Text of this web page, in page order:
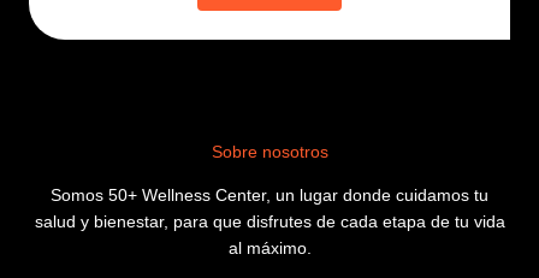
Sobre nosotros
Somos 50+ Wellness Center, un lugar donde cuidamos tu
salud y bienestar, para que disfrutes de cada etapa de tu vida
al máximo.